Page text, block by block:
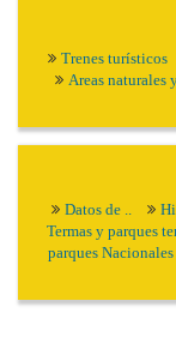
Trenes turísticos
Areas naturales
Datos de ..
Termas y parques
parques Nacionales